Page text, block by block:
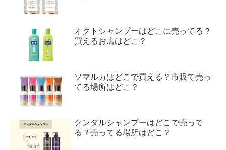
オクトシャンプーはどこに売ってる？
買えるお店はどこ？
ソマルカはどこで買える？市販で売っ
てる場所はどこ？
クンダルシャンプーはどこで売って
る？売ってる場所はどこ？